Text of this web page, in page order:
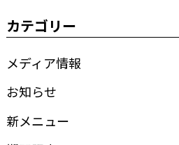
カテゴリー
メディア情報
お知らせ
新メニュー